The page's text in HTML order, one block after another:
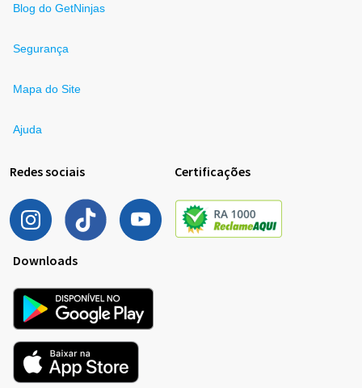
Blog do GetNinjas
Segurança
Mapa do Site
Ajuda
Redes sociais Certificações
Downloads